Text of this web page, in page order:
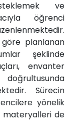
ve
öğrenci
göre planlanan
şeklinde
envanter
Sürecin
yönelik
materyalleri de